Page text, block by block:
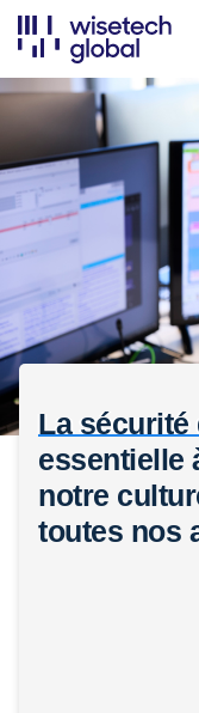
La sécurité
essentielle
notre
toutes nos